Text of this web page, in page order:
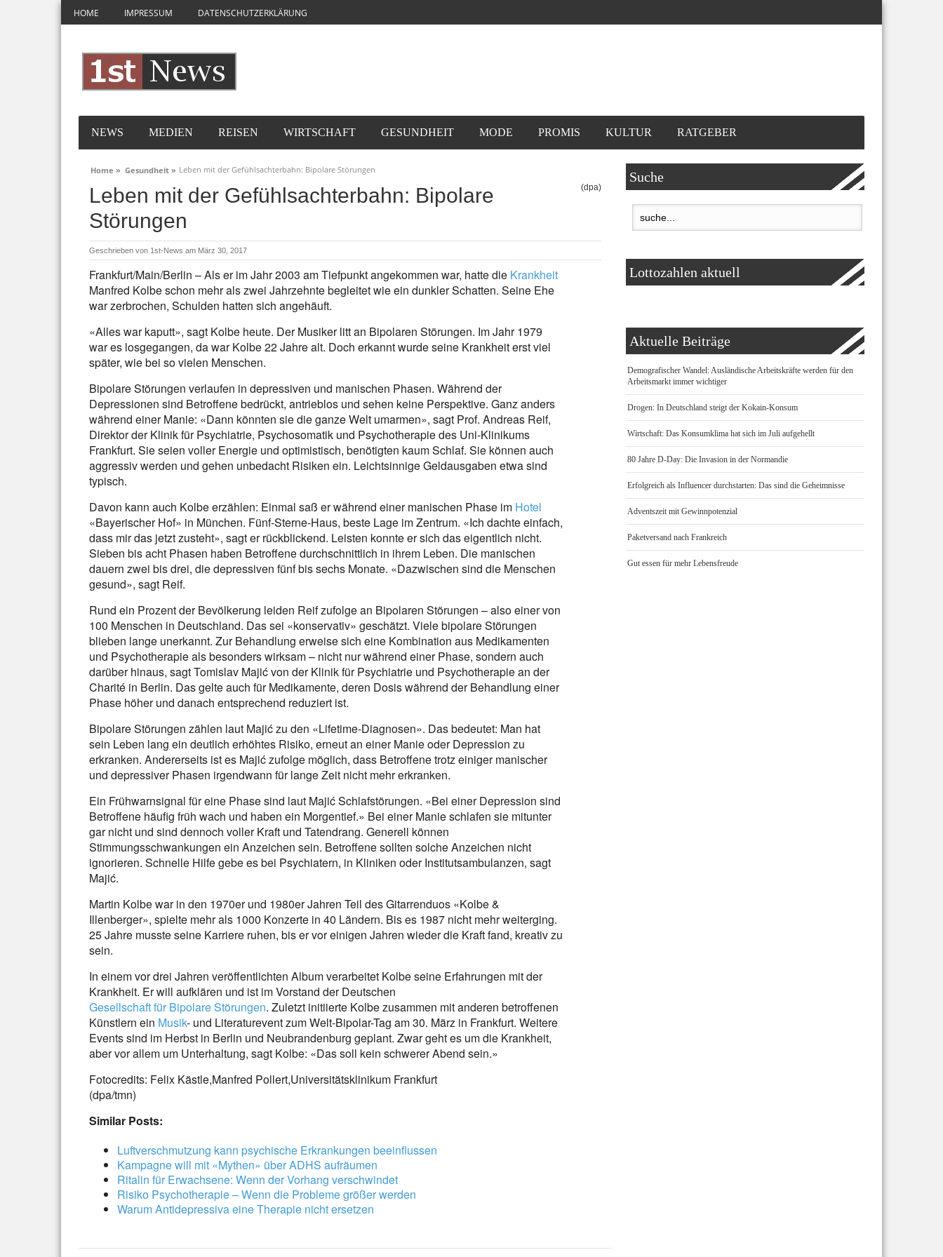
HOME IMPRESSUM DATENSCHUTZERKLÄRUNG
NEWS MEDIEN REISEN WIRTSCHAFT GESUNDHEIT MODE PROMIS KULTUR RATGEBER
Home » Gesundheit » Leben mit der Gefühlsachterbahn: Bipolare Störungen
Leben mit der Gefühlsachterbahn: Bipolare
Störungen
(dpa)
Geschrieben von 1st-News am März 30, 2017
Frankfurt/Main/Berlin – Als er im Jahr 2003 am Tiefpunkt angekommen war, hatte die Krankheit
Manfred Kolbe schon mehr als zwei Jahrzehnte begleitet wie ein dunkler Schatten. Seine Ehe
war zerbrochen, Schulden hatten sich angehäuft.
«Alles war kaputt», sagt Kolbe heute. Der Musiker litt an Bipolaren Störungen. Im Jahr 1979
war es losgegangen, da war Kolbe 22 Jahre alt. Doch erkannt wurde seine Krankheit erst viel
später, wie bei so vielen Menschen.
Bipolare Störungen verlaufen in depressiven und manischen Phasen. Während der
Depressionen sind Betroffene bedrückt, antrieblos und sehen keine Perspektive. Ganz anders
während einer Manie: «Dann könnten sie die ganze Welt umarmen», sagt Prof. Andreas Reif,
Direktor der Klinik für Psychiatrie, Psychosomatik und Psychotherapie des Uni-Klinikums
Frankfurt. Sie seien voller Energie und optimistisch, benötigten kaum Schlaf. Sie können auch
aggressiv werden und gehen unbedacht Risiken ein. Leichtsinnige Geldausgaben etwa sind
typisch.
Davon kann auch Kolbe erzählen: Einmal saß er während einer manischen Phase im Hotel
«Bayerischer Hof» in München. Fünf-Sterne-Haus, beste Lage im Zentrum. «Ich dachte einfach,
dass mir das jetzt zusteht», sagt er rückblickend. Leisten konnte er sich das eigentlich nicht.
Sieben bis acht Phasen haben Betroffene durchschnittlich in ihrem Leben. Die manischen
dauern zwei bis drei, die depressiven fünf bis sechs Monate. «Dazwischen sind die Menschen
gesund», sagt Reif.
Rund ein Prozent der Bevölkerung leiden Reif zufolge an Bipolaren Störungen – also einer von
100 Menschen in Deutschland. Das sei «konservativ» geschätzt. Viele bipolare Störungen
blieben lange unerkannt. Zur Behandlung erweise sich eine Kombination aus Medikamenten
und Psychotherapie als besonders wirksam – nicht nur während einer Phase, sondern auch
darüber hinaus, sagt Tomislav Majić von der Klinik für Psychiatrie und Psychotherapie an der
Charité in Berlin. Das gelte auch für Medikamente, deren Dosis während der Behandlung einer
Phase höher und danach entsprechend reduziert ist.
Bipolare Störungen zählen laut Majić zu den «Lifetime-Diagnosen». Das bedeutet: Man hat
sein Leben lang ein deutlich erhöhtes Risiko, erneut an einer Manie oder Depression zu
erkranken. Andererseits ist es Majić zufolge möglich, dass Betroffene trotz einiger manischer
und depressiver Phasen irgendwann für lange Zeit nicht mehr erkranken.
Ein Frühwarnsignal für eine Phase sind laut Majić Schlafstörungen. «Bei einer Depression sind
Betroffene häufig früh wach und haben ein Morgentief.» Bei einer Manie schlafen sie mitunter
gar nicht und sind dennoch voller Kraft und Tatendrang. Generell können
Stimmungsschwankungen ein Anzeichen sein. Betroffene sollten solche Anzeichen nicht
ignorieren. Schnelle Hilfe gebe es bei Psychiatern, in Kliniken oder Institutsambulanzen, sagt
Majić.
Martin Kolbe war in den 1970er und 1980er Jahren Teil des Gitarrenduos «Kolbe &
Illenberger», spielte mehr als 1000 Konzerte in 40 Ländern. Bis es 1987 nicht mehr weiterging.
25 Jahre musste seine Karriere ruhen, bis er vor einigen Jahren wieder die Kraft fand, kreativ zu
sein.
In einem vor drei Jahren veröffentlichten Album verarbeitet Kolbe seine Erfahrungen mit der
Krankheit. Er will aufklären und ist im Vorstand der Deutschen
Gesellschaft für Bipolare Störungen. Zuletzt initiierte Kolbe zusammen mit anderen betroffenen
Künstlern ein Musik- und Literaturevent zum Welt-Bipolar-Tag am 30. März in Frankfurt. Weitere
Events sind im Herbst in Berlin und Neubrandenburg geplant. Zwar geht es um die Krankheit,
aber vor allem um Unterhaltung, sagt Kolbe: «Das soll kein schwerer Abend sein.»
Fotocredits: Felix Kästle,Manfred Pollert,Universitätsklinikum Frankfurt
(dpa/tmn)
Similar Posts:
Luftverschmutzung kann psychische Erkrankungen beeinflussen
Kampagne will mit «Mythen» über ADHS aufräumen
Ritalin für Erwachsene: Wenn der Vorhang verschwindet
Risiko Psychotherapie – Wenn die Probleme größer werden
Warum Antidepressiva eine Therapie nicht ersetzen
Suche
Lottozahlen aktuell
Aktuelle Beiträge
Demografischer Wandel: Ausländische Arbeitskräfte werden für den
Arbeitsmarkt immer wichtiger
Drogen: In Deutschland steigt der Kokain-Konsum
Wirtschaft: Das Konsumklima hat sich im Juli aufgehellt
80 Jahre D-Day: Die Invasion in der Normandie
Erfolgreich als Influencer durchstarten: Das sind die Geheimnisse
Adventszeit mit Gewinnpotenzial
Paketversand nach Frankreich
Gut essen für mehr Lebensfreude